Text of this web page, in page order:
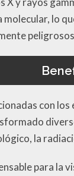
lo
con
la
para